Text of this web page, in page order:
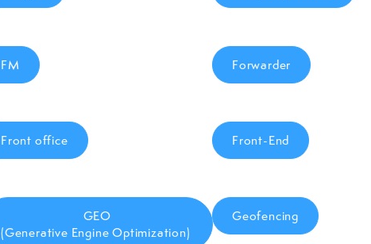
FM Forwarder
Front office Front-End
GEO
(Generative Engine Optimization)
Geofencing